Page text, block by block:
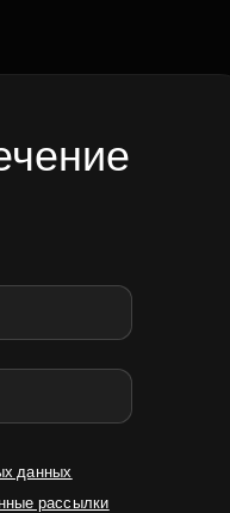
данных
рассылки